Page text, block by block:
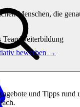
Menschen, die
TeamWeiterbildung
bewerben →
und Tipps rund